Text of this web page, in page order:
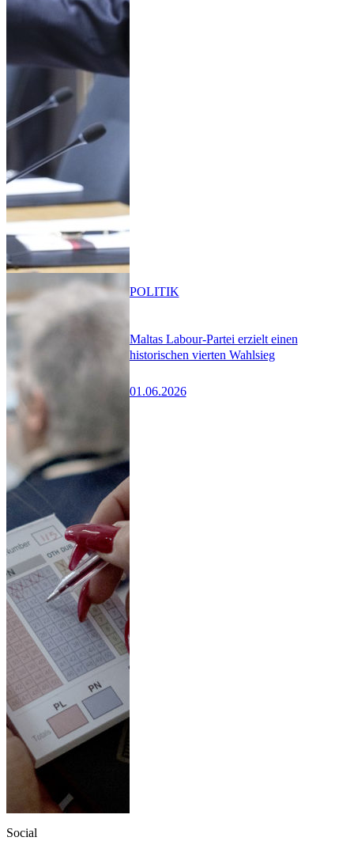
Maltas Labour-Partei erzielt einen
historischen vierten Wahlsieg
01.06.2026
POLITIK
Social